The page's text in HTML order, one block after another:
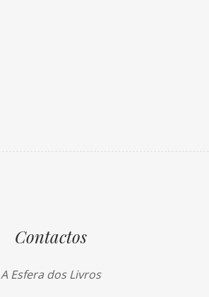
Contactos
A Esfera dos Livros